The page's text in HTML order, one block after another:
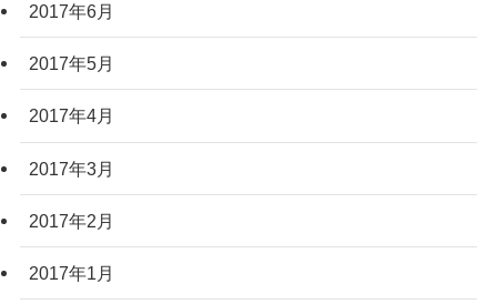
2017年6月
2017年5月
2017年4月
2017年3月
2017年2月
2017年1月